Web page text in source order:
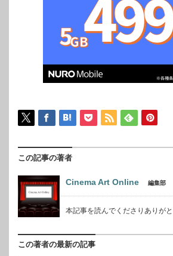
この記事の著者
Cinema Art Online 編集部
本記事を読んでくださりありがと
この著者の最新の記事